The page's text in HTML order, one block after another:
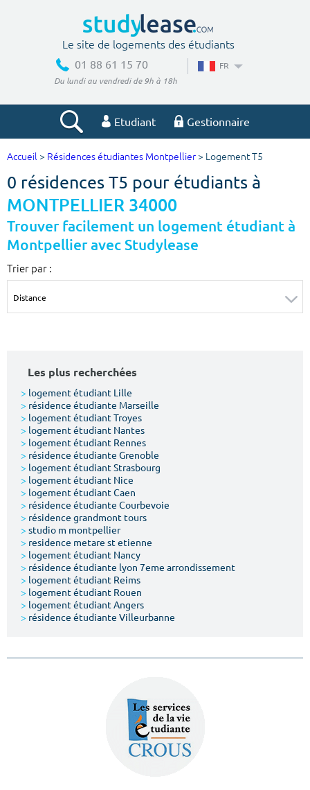
Le site de logements des étudiants
01 88 61 15 70
Du lundi au vendredi de 9h à 18h
FR
Etudiant Gestionnaire
Votre recherche
Ville, école
Type de location
Votre date d'entrée
Accueil > Résidences étudiantes Montpellier > Logement T5
0 résidences T5 pour étudiants à
MONTPELLIER 34000
Trouver facilement un logement étudiant à
Montpellier avec Studylease
Trier par :
Les plus recherchées
> logement étudiant Lille
> résidence étudiante Marseille
> logement étudiant Troyes
> logement étudiant Nantes
> logement étudiant Rennes
> résidence étudiante Grenoble
> logement étudiant Strasbourg
> logement étudiant Nice
> logement étudiant Caen
> résidence étudiante Courbevoie
> résidence grandmont tours
> studio m montpellier
> residence metare st etienne
> logement étudiant Nancy
> résidence étudiante lyon 7eme arrondissement
> logement étudiant Reims
> logement étudiant Rouen
> logement étudiant Angers
> résidence étudiante Villeurbanne